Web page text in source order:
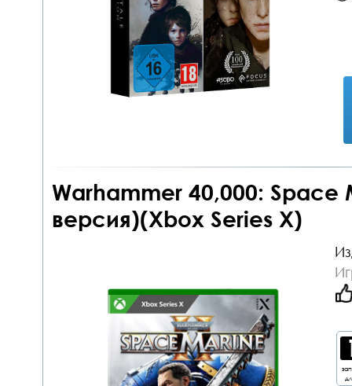
Warhammer 40,000: Space
версия)(Xbox Series X)